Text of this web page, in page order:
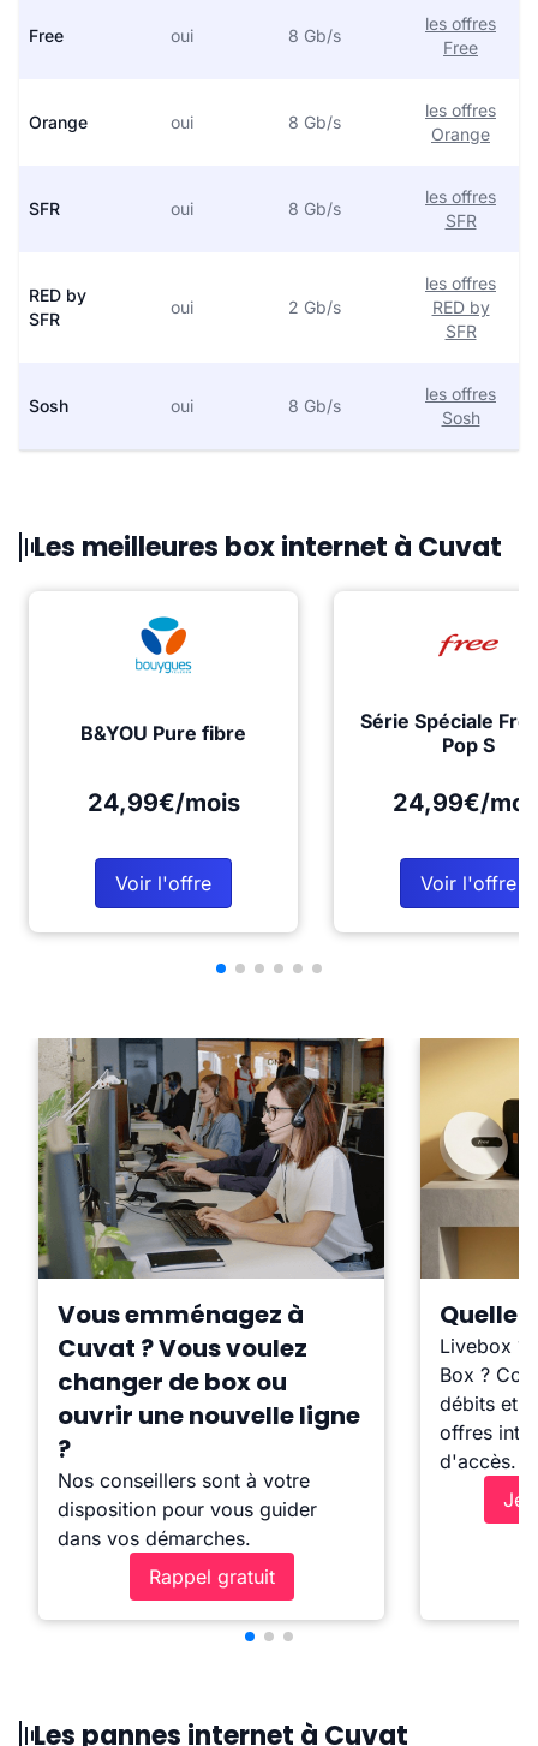
Free oui 8 Gb/s
les offres
Free
Orange oui 8 Gb/s
les offres
Orange
SFR oui 8 Gb/s
les offres
SFR
RED by
SFR
oui 2 Gb/s
les offres
RED by
SFR
Sosh oui 8 Gb/s
les offres
Sosh
Les meilleures box internet à Cuvat
B&YOU Pure fibre
24,99€/mois
Voir l'offre
Série Spéciale
Pop S
24,99€/
Voir l'offre
Vous emménagez à
Cuvat ? Vous voulez
changer de box ou
ouvrir une nouvelle ligne
?
Nos conseillers sont à votre
disposition pour vous guider
dans vos démarches.
Rappel gratuit
Quelle
Livebox ?
Box ?
débits et
offres
d'accès.
Je
Les pannes internet à Cuvat